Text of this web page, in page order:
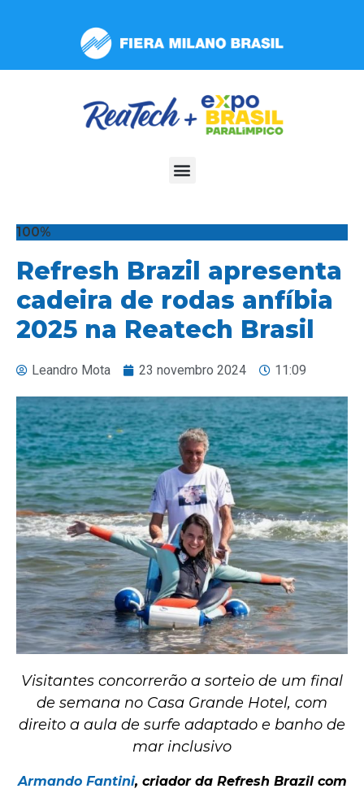
inclui
100%
Refresh Brazil apresenta
cadeira de rodas anfíbia
2025 na Reatech Brasil
Leandro Mota 23 novembro 2024 11:09
Visitantes concorrerão a sorteio de um final
de semana no Casa Grande Hotel, com
direito a aula de surfe adaptado e banho de
mar inclusivo
Armando Fantini, criador da Refresh Brazil com